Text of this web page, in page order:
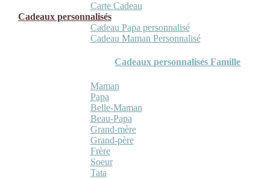
Carte Cadeau
Cadeaux personnalisés
Cadeau Papa personnalisé
Cadeau Maman Personnalisé
Cadeaux personnalisés Famille
Maman
Papa
Belle-Maman
Beau-Papa
Grand-mère
Grand-père
Frère
Soeur
Tata